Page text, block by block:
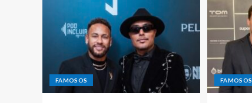
FAMOSOS FAMOSOS